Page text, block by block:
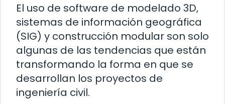
El uso de software de modelado 3D,
sistemas de información geográfica
(SIG) y construcción modular son solo
algunas de las tendencias que están
transformando la forma en que se
desarrollan los proyectos de
ingeniería civil.